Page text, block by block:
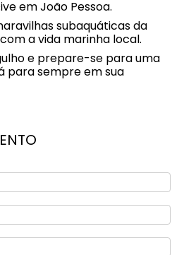
em João Pessoa.
subaquáticas da
a vida marinha local.
e prepare-se para uma
para sempre em sua